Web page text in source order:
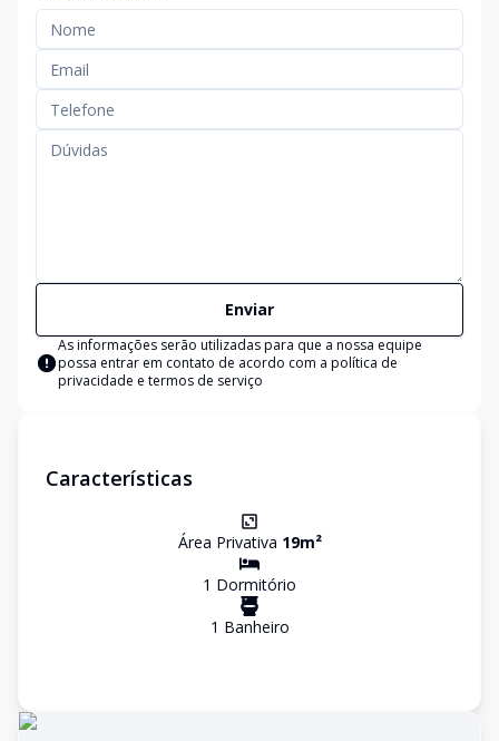
Enviar
As informações serão utilizadas para que a nossa equipe
possa entrar em contato de acordo com a política de
privacidade e termos de serviço
Características
Área Privativa 19m²
1 Dormitório
1 Banheiro